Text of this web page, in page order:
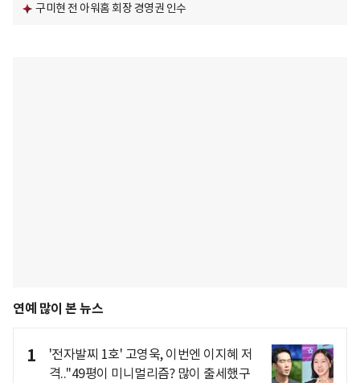
구미현 전 아워홈 회장 경영권 인수
연예 많이 본 뉴스
1
'전자발찌 1호' 고영욱, 이번엔 이지혜 저
격.."49평이 미니멀리즘? 많이 출세했구